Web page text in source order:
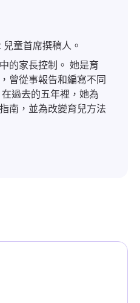
童首席撰稿人。
的家長控制。 她是育
曾從事報告和編寫不同
過去的五年裡，她為
南，並為改變育兒方法